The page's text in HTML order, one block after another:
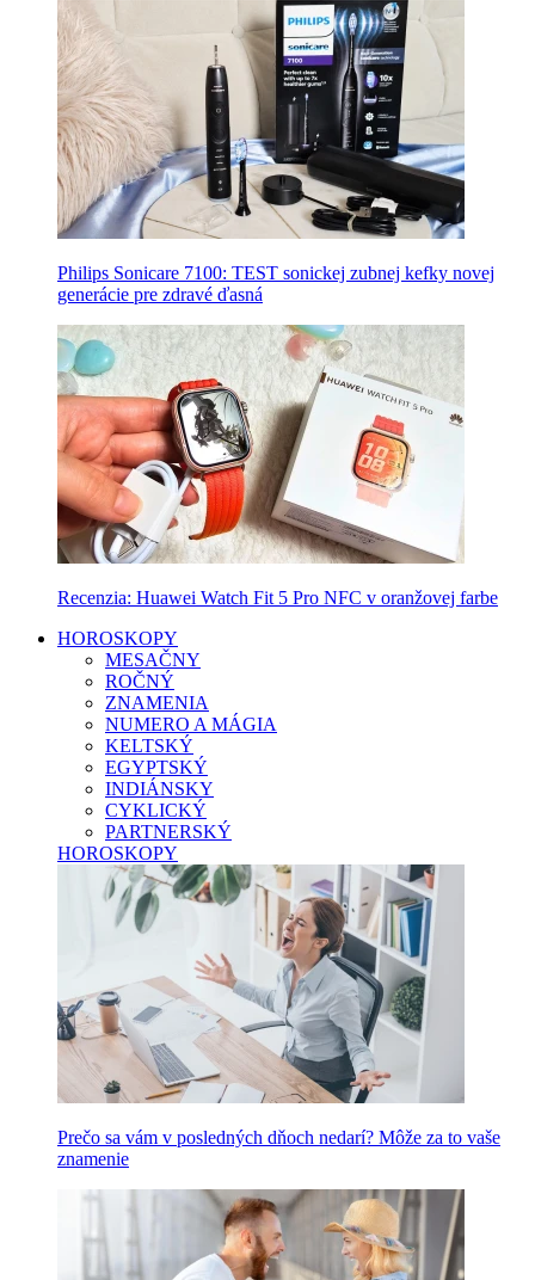
Philips Sonicare 7100: TEST sonickej zubnej kefky novej
generácie pre zdravé ďasná
Recenzia: Huawei Watch Fit 5 Pro NFC v oranžovej farbe
HOROSKOPY
MESAČNY
ROČNÝ
ZNAMENIA
NUMERO A MÁGIA
KELTSKÝ
EGYPTSKÝ
INDIÁNSKY
CYKLICKÝ
PARTNERSKÝ
HOROSKOPY
Prečo sa vám v posledných dňoch nedarí? Môže za to vaše
znamenie